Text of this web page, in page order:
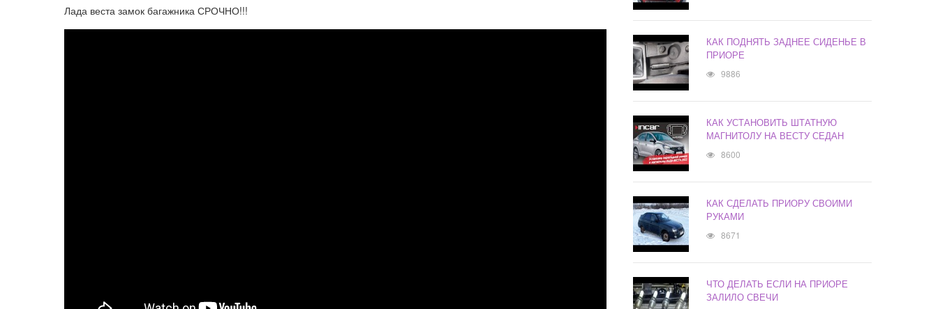
Лада веста замок багажника СРОЧНО!!!
КАК ПОДНЯТЬ ЗАДНЕЕ СИДЕНЬЕ В
ПРИОРЕ
9886
КАК УСТАНОВИТЬ ШТАТНУЮ
МАГНИТОЛУ НА ВЕСТУ СЕДАН
8600
КАК СДЕЛАТЬ ПРИОРУ СВОИМИ
РУКАМИ
8671
ЧТО ДЕЛАТЬ ЕСЛИ НА ПРИОРЕ
ЗАЛИЛО СВЕЧИ